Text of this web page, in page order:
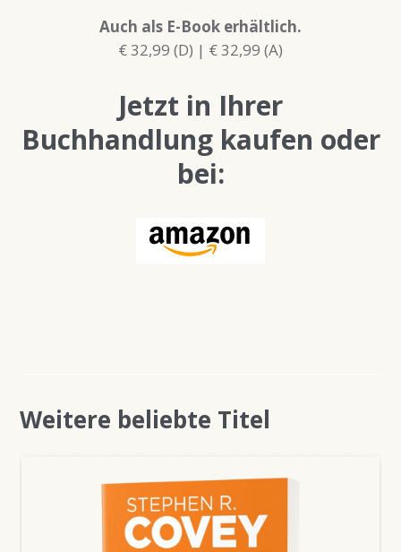
Auch als E-Book erhältlich.
€ 32,99 (D) | € 32,99 (A)
Jetzt in Ihrer
Buchhandlung kaufen oder
bei:
Weitere beliebte Titel